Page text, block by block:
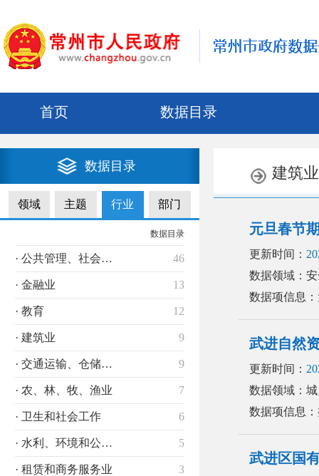
首页 数据目录
数据目录
领域 主题 行业 部门
数据目录
· 公共管理、社会保障 46
· 金融业 13
· 教育 12
· 建筑业 9
· 交通运输、仓储和邮政业 9
· 农、林、牧、渔业 7
· 卫生和社会工作 6
· 水利、环境和公共设施管理业 5
· 租赁和商务服务业 3
建筑业
元旦春节
更新时间：
数据领域：
数据项信息
武进自然
更新时间：
数据领域：
数据项信息
武进区国